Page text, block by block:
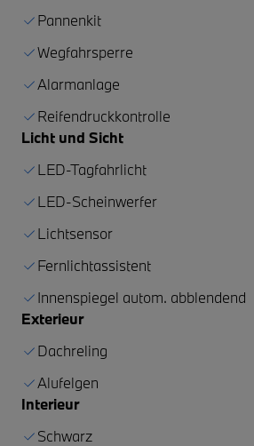
Pannenkit
Wegfahrsperre
Alarmanlage
Reifendruckkontrolle
Licht und Sicht
LED-Tagfahrlicht
LED-Scheinwerfer
Lichtsensor
Fernlichtassistent
Innenspiegel autom. abblendend
Exterieur
Dachreling
Alufelgen
Interieur
Schwarz